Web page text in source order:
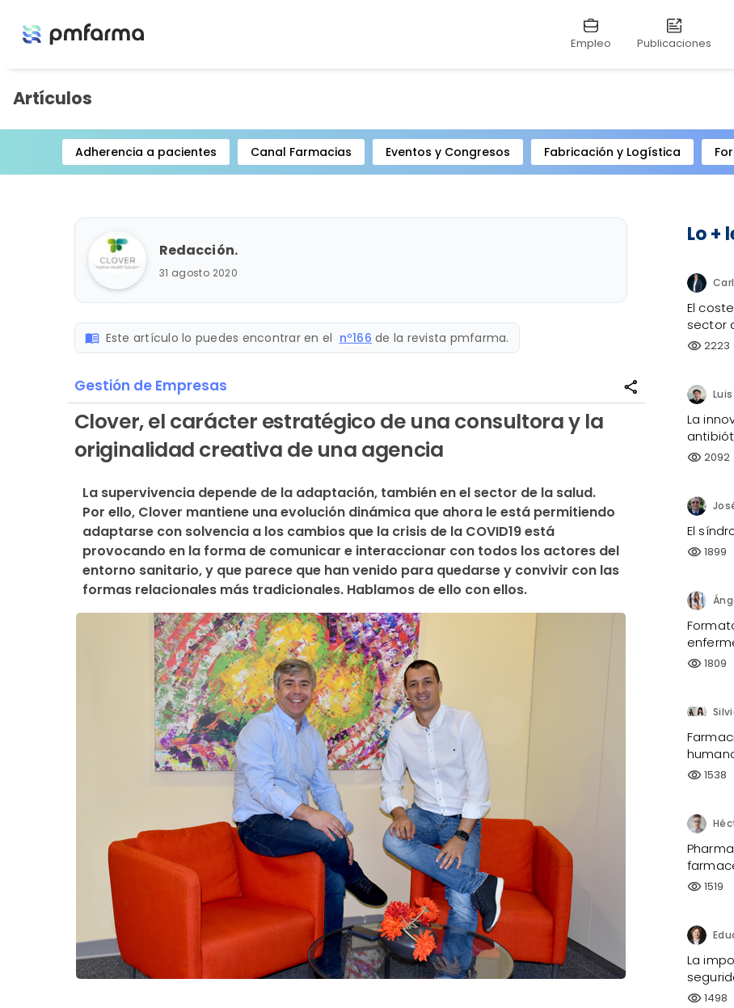
Empleo Publicaciones
Artículos
Adherencia a pacientes Canal Farmacias Eventos y Congresos Fabricación y Logística
Item
Redacción.
31 agosto 2020
menu_book Este artículo lo puedes encontrar en el nº166 de la revista pmfarma.
Gestión de Empresas share
Clover, el carácter estratégico de una consultora y la
originalidad creativa de una agencia
La supervivencia depende de la adaptación, también en el sector de la salud.
Por ello, Clover mantiene una evolución dinámica que ahora le está permitiendo
adaptarse con solvencia a los cambios que la crisis de la COVID19 está
provocando en la forma de comunicar e interaccionar con todos los actores del
entorno sanitario, y que parece que han venido para quedarse y convivir con las
formas relacionales más tradicionales. Hablamos de ello con ellos.
Lo +
El
sector
visibility 2223
La
visibility 2092
El
visibility 1899
visibility 1809
visibility 1538
visibility 1519
La
visibility 1498